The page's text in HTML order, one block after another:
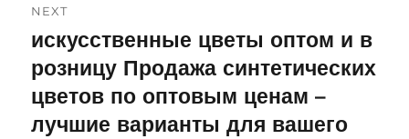
NEXT
Next
post:
искусственные цветы оптом и в
розницу Продажа синтетических
цветов по оптовым ценам –
лучшие варианты для вашего